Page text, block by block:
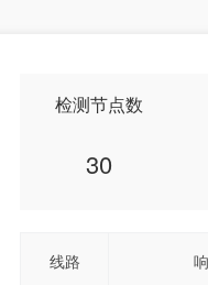
检测节点数
30
线路